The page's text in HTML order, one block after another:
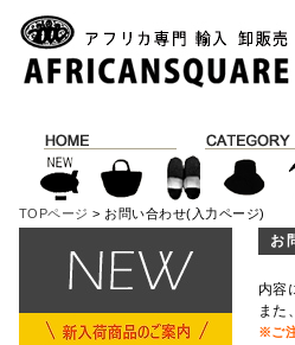
TOPページ > お問い合わせ(入力ページ)
お
内容
また
※ご